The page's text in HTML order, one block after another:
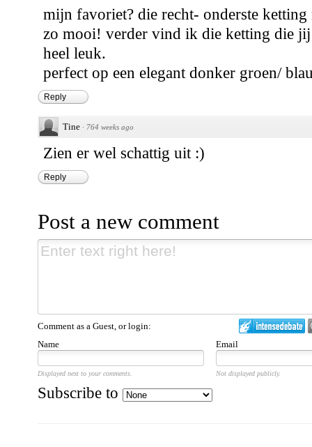
mijn favoriet? die recht- onderste ketting
zo mooi! verder vind ik die ketting die
heel leuk.
perfect op een elegant donker groen/
Reply
Tine · 764 weeks ago
Zien er wel schattig uit :)
Reply
Post a new comment
Comment as a Guest, or login:
Name
Email
Displayed next to your comments. Not displayed publicly.
Subscribe to